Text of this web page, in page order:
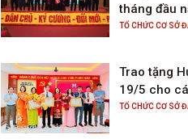
tháng đầu
nhiệm vụ 6
TỔ CHỨC CƠ SỞ
Trao tặng
19/5 cho
TỔ CHỨC CƠ SỞ